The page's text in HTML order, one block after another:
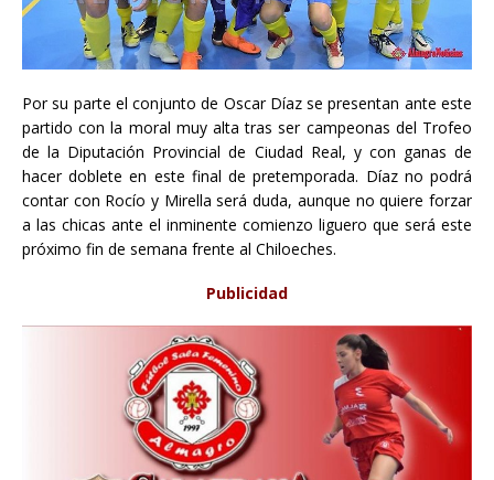
Por su parte el conjunto de Oscar Díaz se presentan ante este
partido con la moral muy alta tras ser campeonas del Trofeo
de la Diputación Provincial de Ciudad Real, y con ganas de
hacer doblete en este final de pretemporada. Díaz no podrá
contar con Rocío y Mirella será duda, aunque no quiere forzar
a las chicas ante el inminente comienzo liguero que será este
próximo fin de semana frente al Chiloeches.
Publicidad